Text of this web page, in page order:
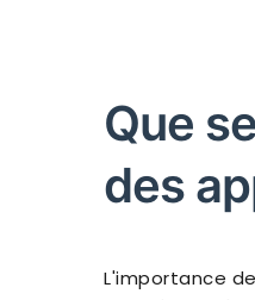
Que
des
L'importance